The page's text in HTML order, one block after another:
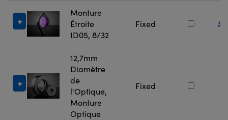
Monture
Étroite
ID05, 8/32
Fixed
12,7mm
Diamètre
de
l'Optique,
Monture
Optique
Fixed